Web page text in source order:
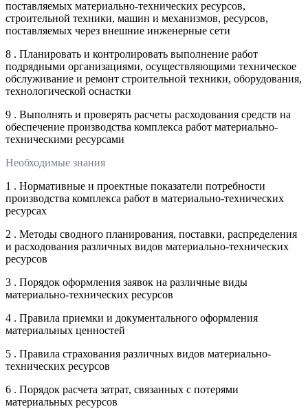
поставляемых материально-технических ресурсов,
строительной техники, машин и механизмов, ресурсов,
поставляемых через внешние инженерные сети
8 . Планировать и контролировать выполнение работ
подрядными организациями, осуществляющими техническое
обслуживание и ремонт строительной техники, оборудования,
технологической оснастки
9 . Выполнять и проверять расчеты расходования средств на
обеспечение производства комплекса работ материально-
техническими ресурсами
Необходимые знания
1 . Нормативные и проектные показатели потребности
производства комплекса работ в материально-технических
ресурсах
2 . Методы сводного планирования, поставки, распределения
и расходования различных видов материально-технических
ресурсов
3 . Порядок оформления заявок на различные виды
материально-технических ресурсов
4 . Правила приемки и документального оформления
материальных ценностей
5 . Правила страхования различных видов материально-
технических ресурсов
6 . Порядок расчета затрат, связанных с потерями
материальных ресурсов